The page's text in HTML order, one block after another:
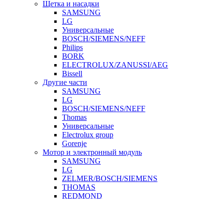
Щетка и насадки
SAMSUNG
LG
Универсальные
BOSCH/SIEMENS/NEFF
Philips
BORK
ELECTROLUX/ZANUSSI/AEG
Bissell
Другие части
SAMSUNG
LG
BOSCH/SIEMENS/NEFF
Thomas
Универсальные
Electrolux group
Gorenje
Мотор и электронный модуль
SAMSUNG
LG
ZELMER/BOSCH/SIEMENS
THOMAS
REDMOND